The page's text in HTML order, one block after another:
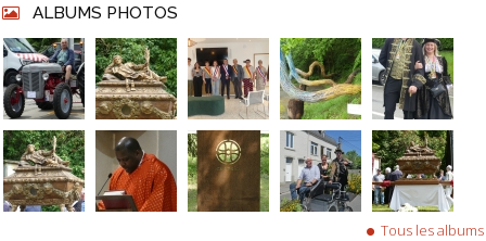
ALBUMS PHOTOS
Tous les albums